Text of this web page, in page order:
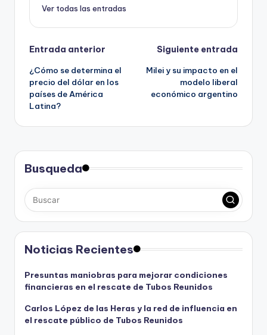
Ver todas las entradas
Navegación
de
entradas
Entrada anterior
¿Cómo se determina el
precio del dólar en los
países de América
Latina?
Siguiente entrada
Milei y su impacto en el
modelo liberal
económico argentino
Busqueda
Noticias Recientes
Presuntas maniobras para mejorar condiciones
financieras en el rescate de Tubos Reunidos
Carlos López de las Heras y la red de influencia en
el rescate público de Tubos Reunidos